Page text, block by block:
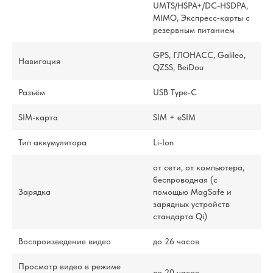
UMTS/​HSPA+/​DC-HSDPA,
MIMO, Экспресс‑карты с
резервным питанием
Навигация
GPS, ГЛОНАСС, Galileo,
QZSS, BeiDou
Разъём USB Type-C
SIM-карта SIM + eSIM
Тип аккумулятора Li-Ion
Зарядка
от сети, от компьютера,
беспроводная (с
помощью MagSafe и
зарядных устройств
стандарта Qi)
Воспроизведение видео до 26 часов
Просмотр видео в режиме